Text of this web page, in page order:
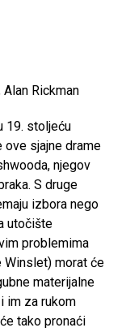
Rickman
19. stoljeću
ove sjajne drame
njegov
S druge
izbora nego
utočište
problemima
Winslet) morat će
materijalne
im za rukom
tako pronaći